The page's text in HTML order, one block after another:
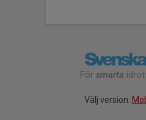
För smarta
Välj version: